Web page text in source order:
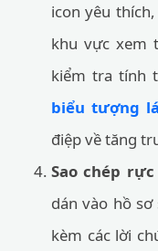
icon yêu
khu vực xem
kiểm tra tính
biểu tượng
điệp về tăng
Sao chép
dán vào hồ
kèm các lời